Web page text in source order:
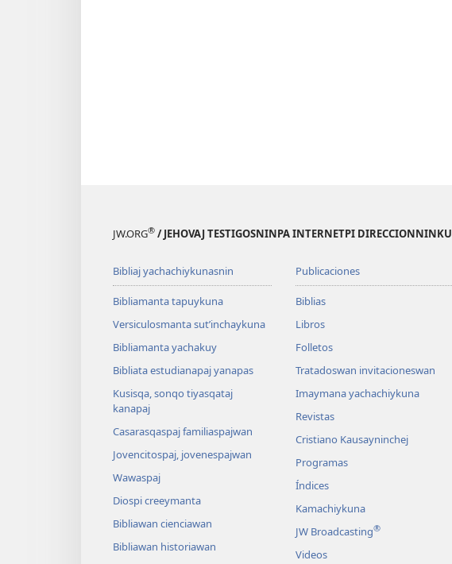
JW.ORG® / JEHOVAJ TESTIGOSNINPA INTERNETPI DIRECCIONNINKU
Bibliaj yachachiykunasnin
Bibliamanta tapuykuna
Versiculosmanta sutʼinchaykuna
Bibliamanta yachakuy
Bibliata estudianapaj yanapas
Kusisqa, sonqo tiyasqataj
kanapaj
Casarasqaspaj familiaspajwan
Jovencitospaj, jovenespajwan
Wawaspaj
Diospi creeymanta
Bibliawan cienciawan
Bibliawan historiawan
Publicaciones
Biblias
Libros
Folletos
Tratadoswan invitacioneswan
Imaymana yachachiykuna
Revistas
Cristiano Kausayninchej
Programas
Índices
Kamachiykuna
JW Broadcasting®
Videos